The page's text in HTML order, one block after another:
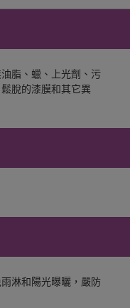
脂、蠟、上光劑、污
脫的漆膜和其它異
淋和陽光曝曬，嚴防